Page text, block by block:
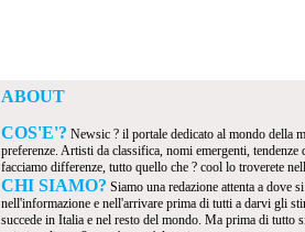
ABOUT
COS'E'? Newsic ? il portale dedicato al mondo della
preferenze. Artisti da classifica, nomi emergenti, tendenze
facciamo differenze, tutto quello che ? cool lo troverete
CHI SIAMO? Siamo una redazione attenta a dove
nell'informazione e nell'arrivare prima di tutti a darvi gli
succede in Italia e nel resto del mondo. Ma prima di tutto